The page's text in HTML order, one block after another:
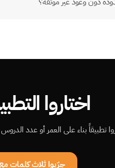
اختاروا
تطبيقاً بناء على العمر أو عدد
جرّبوا ثلاث كلمات